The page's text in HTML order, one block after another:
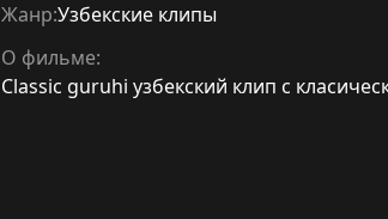
Жанр:Узбекские клипы
О фильме:
Classic guruhi узбекский клип с